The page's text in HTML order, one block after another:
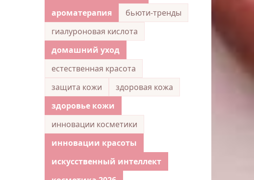
ароматерапия
бьюти-тренды
гиалуроновая кислота
домашний уход
естественная красота
защита кожи
здоровая кожа
здоровье кожи
инновации косметики
инновации красоты
искусственный интеллект